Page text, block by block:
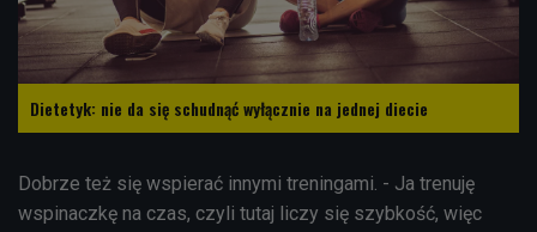
Dietetyk: nie da się schudnąć wyłącznie na jednej diecie
Dobrze też się wspierać innymi treningami. - Ja trenuję
wspinaczkę na czas, czyli tutaj liczy się szybkość, więc